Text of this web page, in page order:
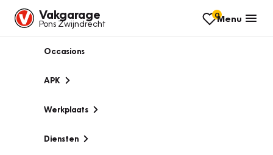
Vakgarage
Pons Zwijndrecht
0Menu
Occasions
APK
Werkplaats
Diensten